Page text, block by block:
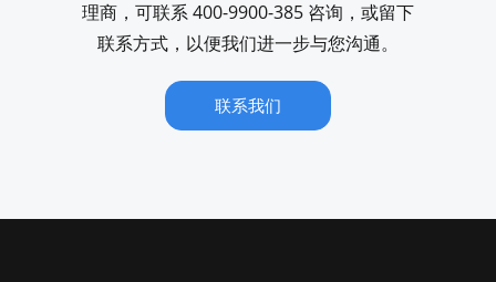
理商，可联系 400-9900-385 咨询，或留下
联系方式，以便我们进一步与您沟通。
联系我们